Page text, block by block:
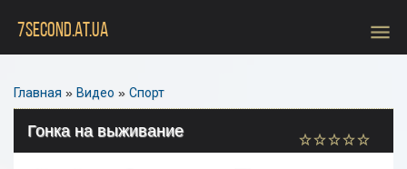
7SECOND.AT.UA menu
Главная » Видео » Спорт
Гонка на выживание